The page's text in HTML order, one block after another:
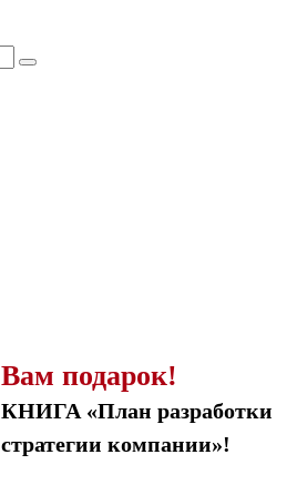
Вам подарок!
КНИГА «План разработки
стратегии компании»!